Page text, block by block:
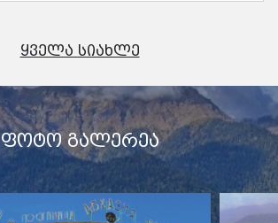
ᲧᲕᲔᲚᲐ ᲡᲘᲐᲮᲚᲔ
ᲤᲝᲢᲝ ᲒᲐᲚᲔᲠᲔᲐ